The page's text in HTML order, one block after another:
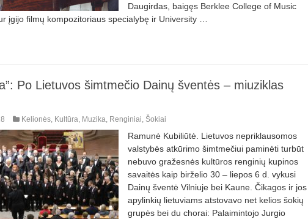
Daugirdas, baigęs Berklee College of Music
įgijo filmų kompozitoriaus specialybę ir University …
Po Lietuvos šimtmečio Dainų šventės – miuziklas
Kelionės, Kultūra Muzika Renginiai Šokiai
Ramunė Kubiliūtė. Lietuvos nepriklausomos
valstybės atkūrimo šimtmečiui paminėti turbūt
nebuvo gražesnės kultūros renginių kupinos
savaitės kaip birželio 30 – liepos 6 d. vykusi
Dainų šventė Vilniuje bei Kaune. Čikagos ir jos
apylinkių lietuviams atstovavo net kelios šokių
grupės bei du chorai: Palaimintojo Jurgio